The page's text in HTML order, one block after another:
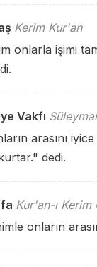
Kerim Kur'an
onlarla işimi
Vakfı
arasını
dedi.
Kur'an-ı Kerim
onların